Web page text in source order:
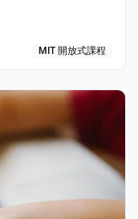
MIT 開放式課程